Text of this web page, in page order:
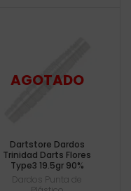
Dartstore Dardos
Trinidad Darts Flores
Type3 19.5gr 90%
Dardos Punta de